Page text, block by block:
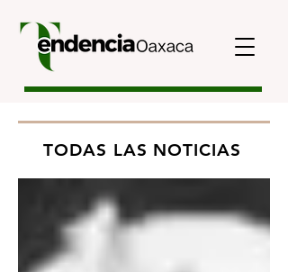
TODAS LAS NOTICIAS